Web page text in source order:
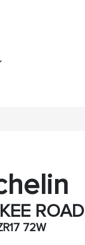
72W